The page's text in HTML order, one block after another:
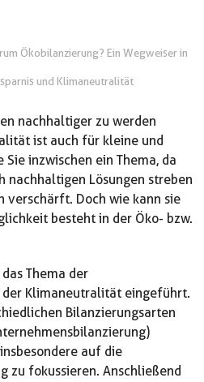
Ökobilanzierung? Ein Wegweiser in
und Klimaneutralität
nachhaltiger zu werden
ist auch für kleine und
inzwischen ein Thema, da
nachhaltigen Lösungen streben
verschärft. Doch wie kann sie
besteht in der Öko- bzw.
Thema der
der Klimaneutralität eingeführt.
Bilanzierungsarten
auf die
zu fokussieren. Anschließend